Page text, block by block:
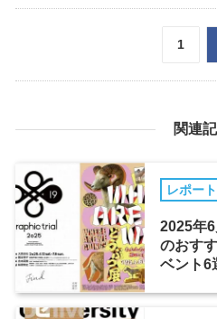
1
関連
レポート
2025年
のおす
ベント6